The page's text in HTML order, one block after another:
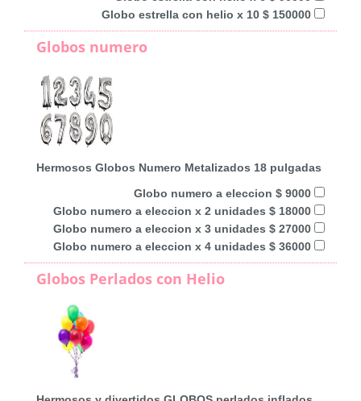
Globo estrella con helio x 10 $ 150000
Globos numero
Hermosos Globos Numero Metalizados 18 pulgadas
Globo numero a eleccion $ 9000
Globo numero a eleccion x 2 unidades $ 18000
Globo numero a eleccion x 3 unidades $ 27000
Globo numero a eleccion x 4 unidades $ 36000
Globos Perlados con Helio